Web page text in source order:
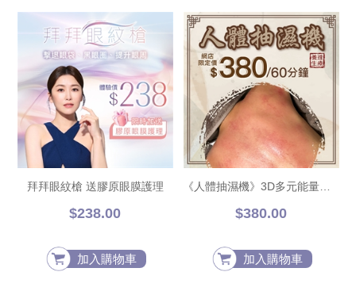
拜拜眼紋槍 送膠原眼膜護理
$238.00
加入購物車
$380.00
加入購物車